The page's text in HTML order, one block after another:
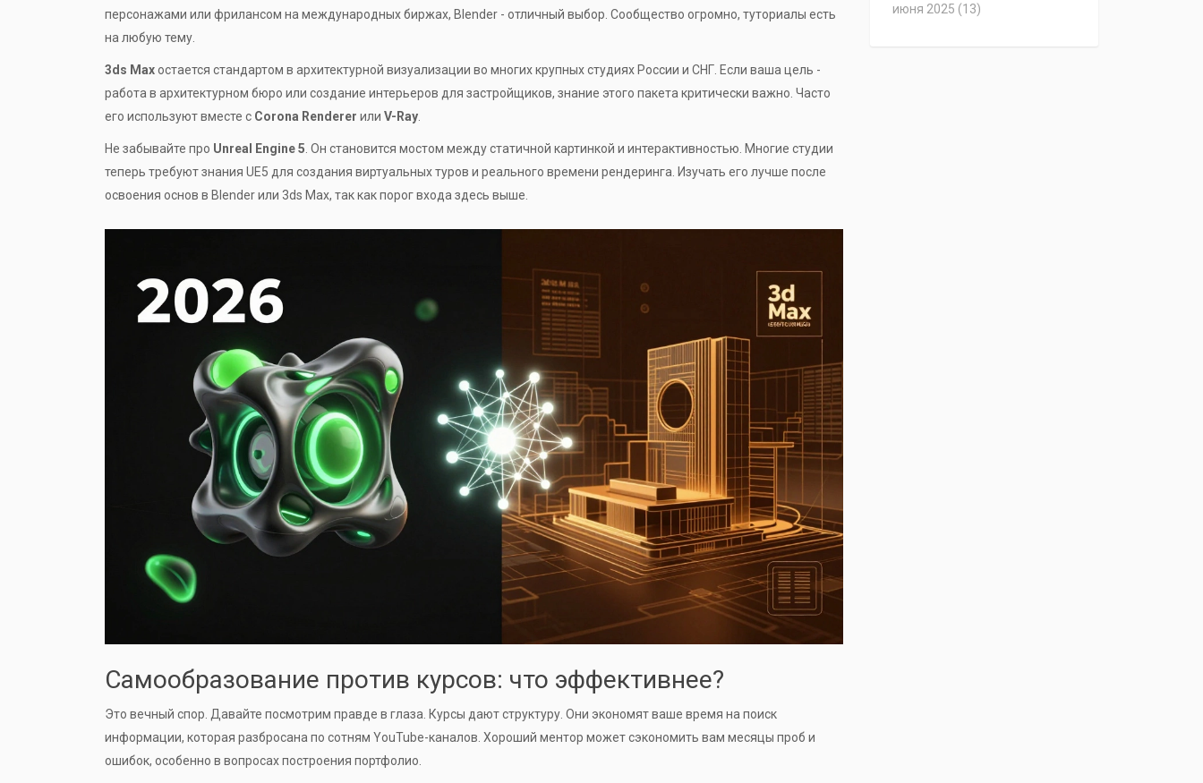
персонажами или фрилансом на международных биржах, Blender - отличный выбор. Сообщество огромно, туториалы есть
на любую тему.
3ds Maxостается стандартом в архитектурной визуализации во многих крупных студиях России и СНГ. Если ваша цель -
работа в архитектурном бюро или создание интерьеров для застройщиков, знание этого пакета критически важно. Часто
его используют вместе с Corona Renderer или V-Ray
Не забывайте про Unreal Engine 5 . Он становится мостом между статичной картинкой и интерактивностью. Многие студии
теперь требуют знания UE5 для создания виртуальных туров и реального времени рендеринга. Изучать его лучше после
освоения основ в Blender или 3ds Max, так как порог входа здесь выше.
Самообразование против курсов: что эффективнее?
Это вечный спор. Давайте посмотрим правде в глаза. Курсы дают структуру. Они экономят ваше время на поиск
информации, которая разбросана по сотням YouTube-каналов. Хороший ментор может сэкономить вам месяцы проб и
ошибок, особенно в вопросах построения портфолио.
июня 2025 (13)